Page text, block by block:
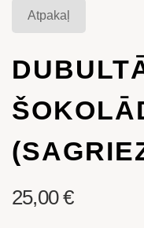
Atpakaļ
25,00€